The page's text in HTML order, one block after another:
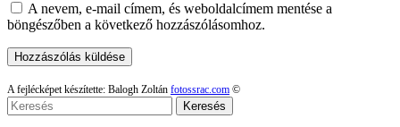
A nevem, e-mail címem, és weboldalcímem mentése a
böngészőben a következő hozzászólásomhoz.
A fejlécképet készítette: Balogh Zoltán fotossrac.com ©
Keresés